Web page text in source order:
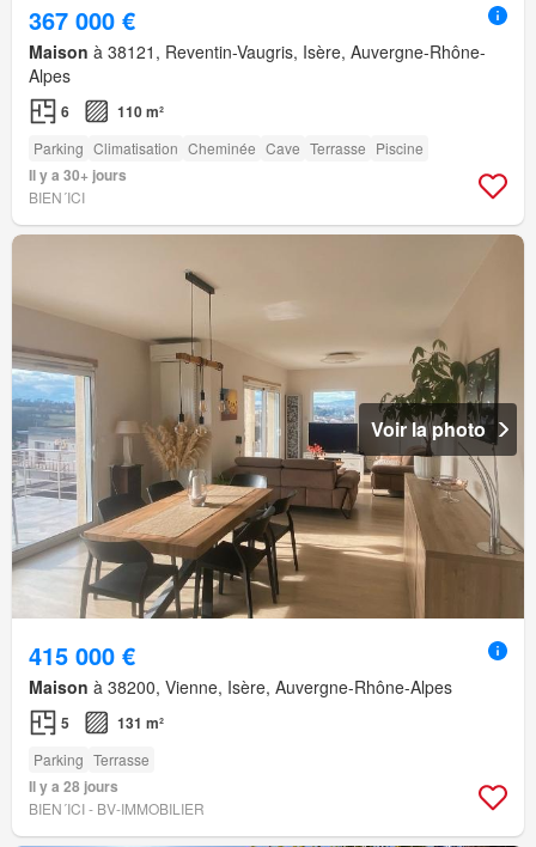
367 000 €
Maison à 38121, Reventin-Vaugris, Isère, Auvergne-Rhône-
Alpes
6 110 m²
Parking Climatisation Cheminée Cave Terrasse Piscine
Il y a 30+ jours
BIEN´ICI
Voir la photo
415 000 €
Maison à 38200, Vienne, Isère, Auvergne-Rhône-Alpes
5 131 m²
Parking Terrasse
Il y a 28 jours
BIEN´ICI - BV-IMMOBILIER